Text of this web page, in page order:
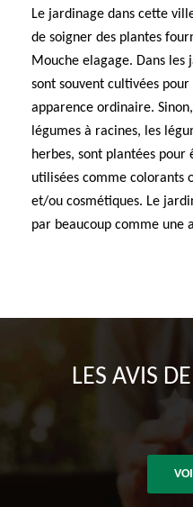
Le jardinage dans cette
de soigner des plantes
Mouche elagage. Dans les
sont souvent cultivées
apparence ordinaire.
légumes à racines, les
herbes, sont plantées
utilisées comme colorants
et/ou cosmétiques. Le
par beaucoup comme une
LES AVIS